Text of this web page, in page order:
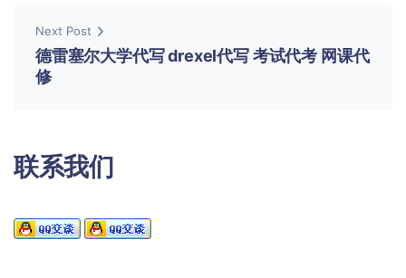
Next Post
德雷塞尔大学代写 drexel代写 考试代考 网课代
修
联系我们